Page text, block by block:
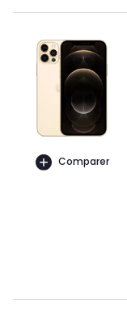
Comparer